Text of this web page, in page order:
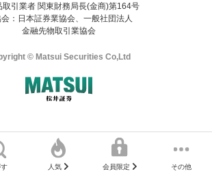
人気 会員限定 その他
取引業者 関東財務局長(金商)第164号
会：日本証券業協会、一般社団法人
金融先物取引業協会
© Matsui Securities Co,Ltd
トのWEBサイトへようこそ
ていたWEBサイトは、当社が作成したもので
Explorer)は、本サイトの推奨環境外のた
が正常に動作しない可能性があります。
井証券の会員限定の機能です。
だくと、後からいつでもお気に入りのコンテ
いただけます。
座開設が必要です。
ログインしてください。
ログイン